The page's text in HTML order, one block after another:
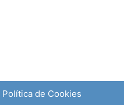
Política de Cookies